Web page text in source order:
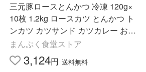
三元豚ロースとんかつ 冷凍 120g×
10枚 1.2kg ロースカツ とんかつ ト
ンカツ カツサンド カツカレー お弁
当のおかず 時短調理 カツ丼 三元豚
冷凍惣菜 送料無料
まんぷく食堂ストア
3,124円 送料無料